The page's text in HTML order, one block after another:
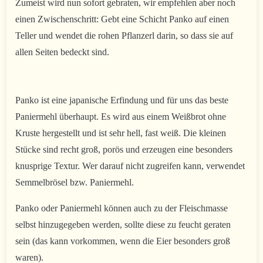
Zumeist wird nun sofort gebraten, wir empfehlen aber noch
einen Zwischenschritt: Gebt eine Schicht Panko auf einen
Teller und wendet die rohen Pflanzerl darin, so dass sie auf
allen Seiten bedeckt sind.
Panko ist eine japanische Erfindung und für uns das beste
Paniermehl überhaupt. Es wird aus einem Weißbrot ohne
Kruste hergestellt und ist sehr hell, fast weiß. Die kleinen
Stücke sind recht groß, porös und erzeugen eine besonders
knusprige Textur. Wer darauf nicht zugreifen kann, verwendet
Semmelbrösel bzw. Paniermehl.
Panko oder Paniermehl können auch zu der Fleischmasse
selbst hinzugegeben werden, sollte diese zu feucht geraten
sein (das kann vorkommen, wenn die Eier besonders groß
waren).